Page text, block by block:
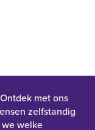
met ons
zelfstandig
welke